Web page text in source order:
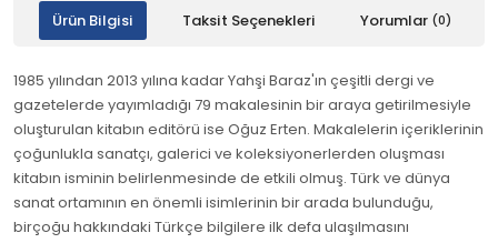
Ürün Bilgisi Taksit Seçenekleri Yorumlar (0)
1985 yılından 2013 yılına kadar Yahşi Baraz'ın çeşitli dergi ve
gazetelerde yayımladığı 79 makalesinin bir araya getirilmesiyle
oluşturulan kitabın editörü ise Oğuz Erten. Makalelerin içeriklerinin
çoğunlukla sanatçı, galerici ve koleksiyonerlerden oluşması
kitabın isminin belirlenmesinde de etkili olmuş. Türk ve dünya
sanat ortamının en önemli isimlerinin bir arada bulunduğu,
birçoğu hakkındaki Türkçe bilgilere ilk defa ulaşılmasını